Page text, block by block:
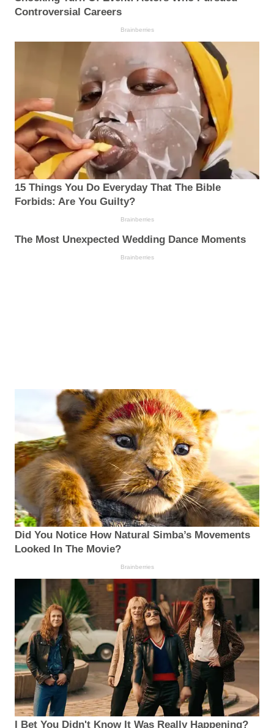
Controversial Careers
Brainberries
15 Things You Do Everyday That The Bible
Forbids: Are You Guilty?
Brainberries
The Most Unexpected Wedding Dance Moments
Brainberries
Did You Notice How Natural Simba’s Movements
Looked In The Movie?
Brainberries
I Bet You Didn't Know It Was Really Happening?